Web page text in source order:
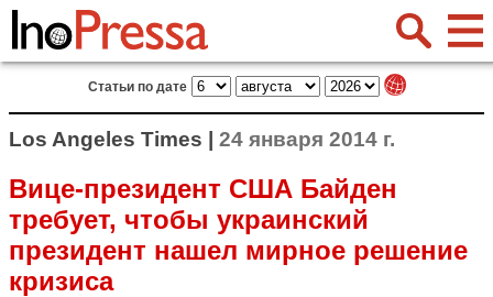
Статьи по дате
Los Angeles Times | 24 января 2014 г.
Вице-президент США Байден
требует, чтобы украинский
президент нашел мирное решение
кризиса